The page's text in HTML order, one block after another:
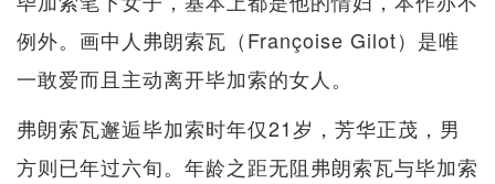
例外。画中人弗朗索瓦（Françoise Gilot）是唯
一敢爱而且主动离开毕加索的女人。
弗朗索瓦邂逅毕加索时年仅21岁，芳华正茂，男
方则已年过六旬。年龄之距无阻弗朗索瓦与毕加索